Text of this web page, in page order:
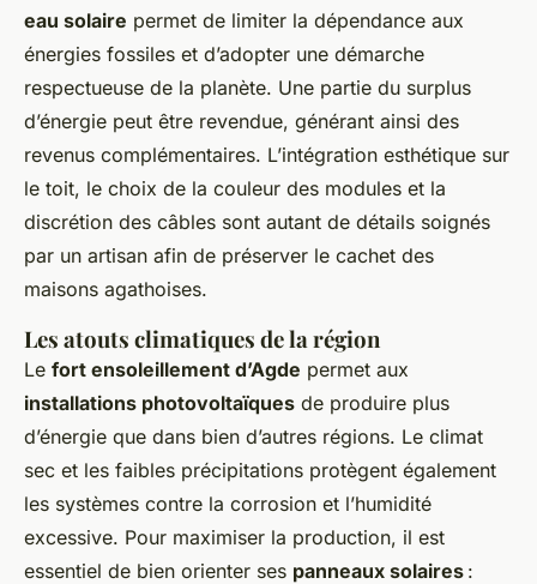
eau solaire permet de limiter la dépendance aux
énergies fossiles et d’adopter une démarche
respectueuse de la planète. Une partie du surplus
d’énergie peut être revendue, générant ainsi des
revenus complémentaires. L’intégration esthétique sur
le toit, le choix de la couleur des modules et la
discrétion des câbles sont autant de détails soignés
par un artisan afin de préserver le cachet des
maisons agathoises.
Les atouts climatiques de la région
Le fort ensoleillement d’Agde permet aux
installations photovoltaïques de produire plus
d’énergie que dans bien d’autres régions. Le climat
sec et les faibles précipitations protègent également
les systèmes contre la corrosion et l’humidité
excessive. Pour maximiser la production, il est
essentiel de bien orienter ses panneaux solaires :